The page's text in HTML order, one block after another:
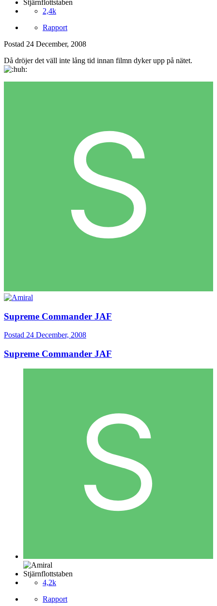
Stjärnflottstaben
2,4k
Rapport
Postad 24 December, 2008
Då dröjer det väll inte lång tid innan filmn dyker upp på nätet.
Supreme Commander JAF
Postad 24 December, 2008
Supreme Commander JAF
Stjärnflottstaben
4,2k
Rapport